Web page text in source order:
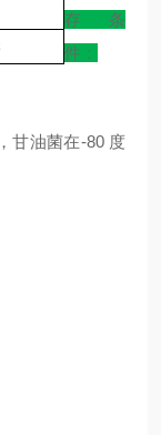
存条
件：
甘油菌在-80 度